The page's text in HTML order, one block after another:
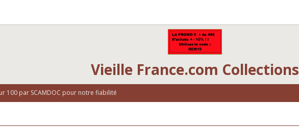
Vieille France.com Collections
100 par SCAMDOC pour notre fiabilité